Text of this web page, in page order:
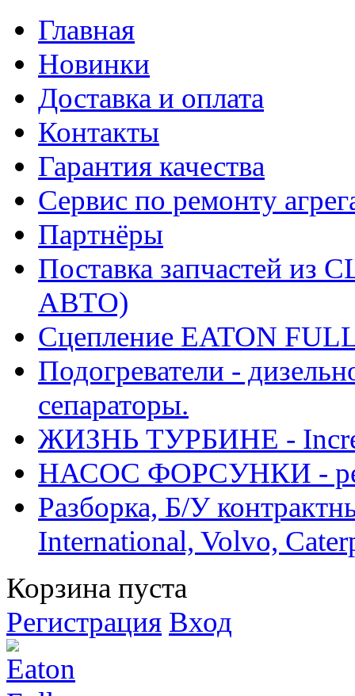
Главная
Новинки
Доставка и оплата
Контакты
Гарантия качества
Сервис по ремонту
Партнёры
Поставка запчастей
АВТО)
Сцепление EATON
Подогреватели -
сепараторы.
ЖИЗНЬ ТУРБИНЕ -
НАСОС ФОРСУНКИ -
Разборка, Б/У
International, Volvo,
Корзина пуста
Регистрация Вход